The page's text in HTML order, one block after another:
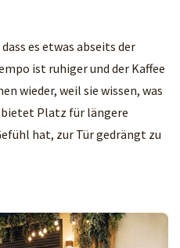
es etwas abseits der
ist ruhiger und der Kaffee
wieder, weil sie wissen, was
bietet Platz für längere
hat, zur Tür gedrängt zu